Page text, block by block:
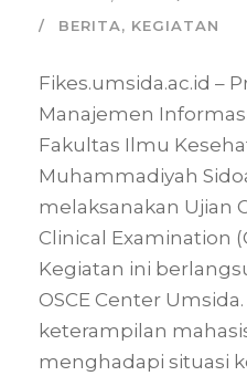
BERITA, KEGIATAN
Fikes.umsida.ac.id –
Manajemen
Fakultas Ilmu
Muhammadiyah
melaksanakan Ujian
Clinical Examination
Kegiatan ini
OSCE Center
keterampilan
menghadapi situasi